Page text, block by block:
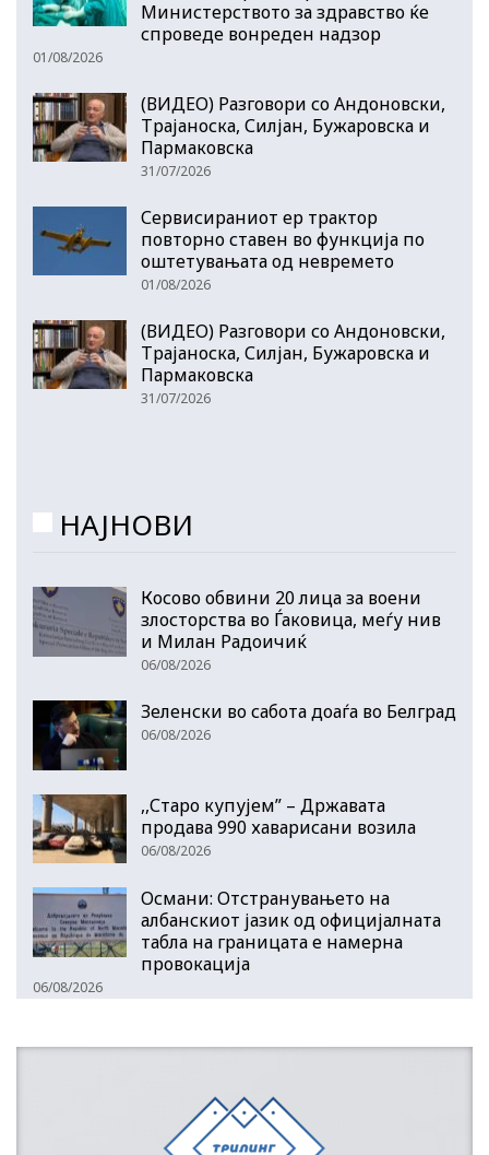
Министерството за здравство ќе
спроведе вонреден надзор
01/08/2026
(ВИДЕО) Разговори со Андоновски,
Трајаноска, Силјан, Бужаровска и
Пармаковска
31/07/2026
Сервисираниот ер трактор
повторно ставен во функција по
оштетувањата од невремето
01/08/2026
(ВИДЕО) Разговори со Андоновски,
Трајаноска, Силјан, Бужаровска и
Пармаковска
31/07/2026
НАЈНОВИ
Косово обвини 20 лица за воени
злосторства во Ѓаковица, меѓу нив
и Милан Радоичиќ
06/08/2026
Зеленски во сабота доаѓа во Белград
06/08/2026
,,Старо купујем” – Државата
продава 990 хаварисани возила
06/08/2026
Османи: Отстранувањето на
албанскиот јазик од официјалната
табла на границата е намерна
провокација
06/08/2026